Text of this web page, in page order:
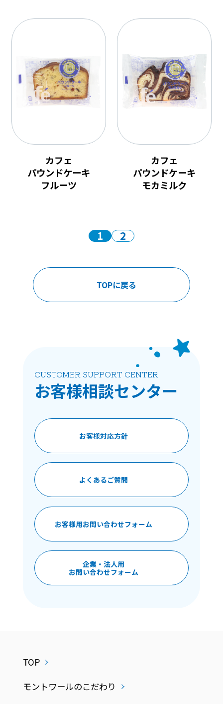
カフェ
パウンドケーキ
フルーツ
カフェ
パウンドケーキ
モカミルク
1 2
TOPに戻る
CUSTOMER SUPPORT CENTER
お客様相談センター
お客様対応方針
よくあるご質問
お客様用お問い合わせフォーム
企業・法人用
お問い合わせフォーム
TOP
モントワールのこだわり